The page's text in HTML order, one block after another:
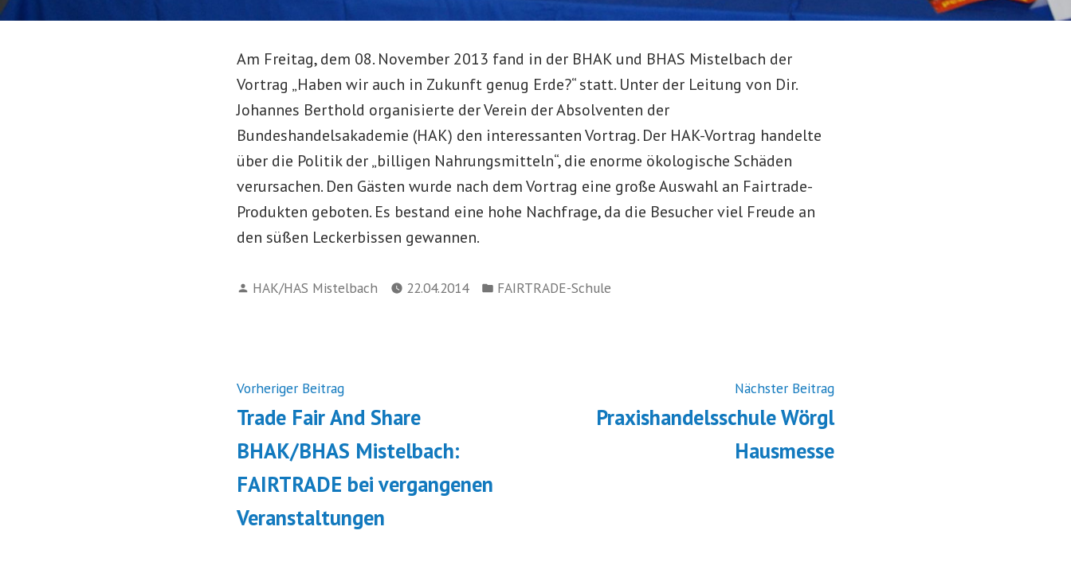
Am Freitag, dem 08. November 2013 fand in der BHAK und BHAS Mistelbach der
Vortrag „Haben wir auch in Zukunft genug Erde?“ statt. Unter der Leitung von Dir.
Johannes Berthold organisierte der Verein der Absolventen der
Bundeshandelsakademie (HAK) den interessanten Vortrag. Der HAK-Vortrag handelte
über die Politik der „billigen Nahrungsmitteln“, die enorme ökologische Schäden
verursachen. Den Gästen wurde nach dem Vortrag eine große Auswahl an Fairtrade-
Produkten geboten. Es bestand eine hohe Nachfrage, da die Besucher viel Freude an
den süßen Leckerbissen gewannen.
Verfasst
HAK/HAS Mistelbach 22.04.2014
Veröffentlicht
FAIRTRADE-Schule
Beitragsnavigation
Vorheriger BeitragNächster
Beitrag:
Trade Fair And Share
BHAK/BHAS Mistelbach:
FAIRTRADE bei vergangenen
Veranstaltungen
Nächster BeitragVorheriger
Praxishandelsschule Wörgl
Hausmesse